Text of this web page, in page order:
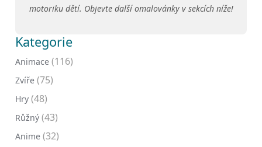
motoriku dětí. Objevte další omalovánky v sekcích níže!
Kategorie
Animace (116)
Zvíře (75)
Hry (48)
Růžný (43)
Anime (32)